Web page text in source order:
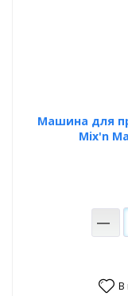
Машина для
Mix'n
В